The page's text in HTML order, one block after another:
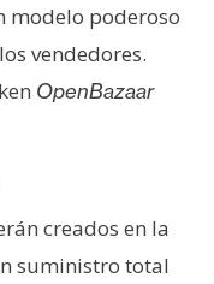
modelo poderoso
vendedores.
OpenBazaar
creados en la
suministro total